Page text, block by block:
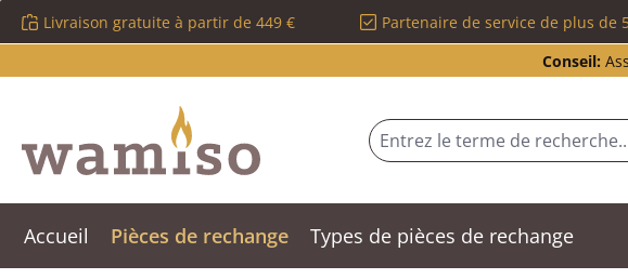
au contenu principal
Passer à la recherche
Passer à la navigation principale
Livraison gratuite à partir de 449 € Partenaire de service de plus de
Conseil:
Accueil Pièces de rechange Types de pièces de rechange